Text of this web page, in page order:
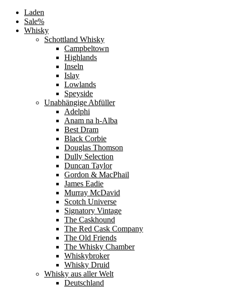
Laden
Sale%
Whisky
Schottland Whisky
Campbeltown
Highlands
Inseln
Islay
Lowlands
Speyside
Unabhängige Abfüller
Adelphi
Anam na h-Alba
Best Dram
Black Corbie
Douglas Thomson
Dully Selection
Duncan Taylor
Gordon & MacPhail
James Eadie
Murray McDavid
Scotch Universe
Signatory Vintage
The Caskhound
The Red Cask Company
The Old Friends
The Whisky Chamber
Whiskybroker
Whisky Druid
Whisky aus aller Welt
Deutschland